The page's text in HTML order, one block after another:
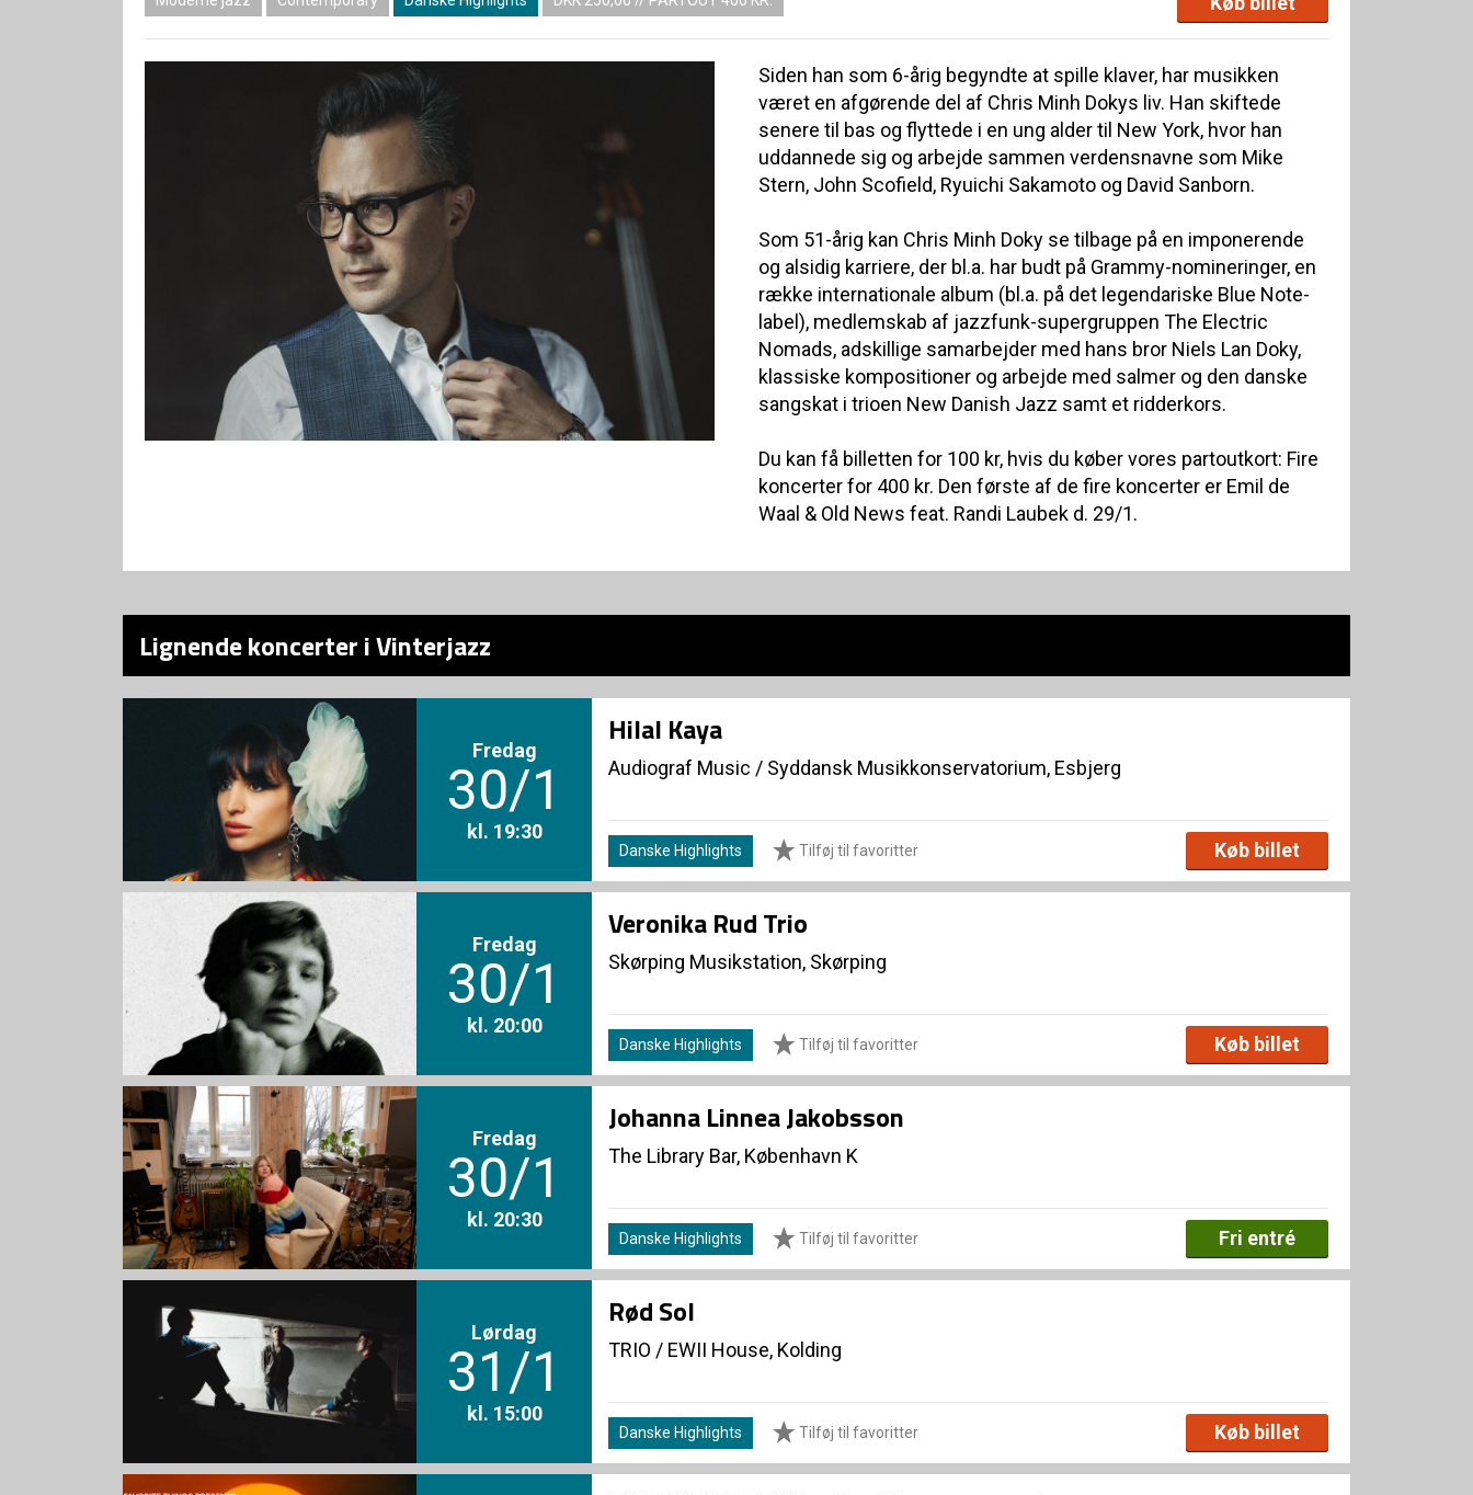
Siden han som 6-årig begyndte at spille klaver, har musikken
været en afgørende del af Chris Minh Dokys liv. Han skiftede
senere til bas og flyttede i en ung alder til New York, hvor han
uddannede sig og arbejde sammen verdensnavne som Mike
Stern, John Scofield, Ryuichi Sakamoto og David Sanborn.
Som 51-årig kan Chris Minh Doky se tilbage på en imponerende
og alsidig karriere, der bl.a. har budt på Grammy-nomineringer, en
række internationale album (bl.a. på det legendariske Blue Note-
label), medlemskab af jazzfunk-supergruppen The Electric
Nomads, adskillige samarbejder med hans bror Niels Lan Doky,
klassiske kompositioner og arbejde med salmer og den danske
sangskat i trioen New Danish Jazz samt et ridderkors.
Du kan få billetten for 100 kr, hvis du køber vores partoutkort: Fire
koncerter for 400 kr. Den første af de fire koncerter er Emil de
Waal & Old News feat. Randi Laubek d. 29/1.
Lignende koncerter i Vinterjazz
Fredag
30/1
kl. 19:30
Hilal Kaya
Audiograf Music / Syddansk Musikkonservatorium, Esbjerg
Danske Highlights Tilføj til favoritter Køb billet
Fredag
30/1
kl. 20:00
Veronika Rud Trio
Skørping Musikstation, Skørping
Danske Highlights Tilføj til favoritter Køb billet
Fredag
30/1
kl. 20:30
Johanna Linnea Jakobsson
The Library Bar, København K
Danske Highlights Tilføj til favoritter Fri entré
Lørdag
31/1
kl. 15:00
Rød Sol
TRIO / EWII House, Kolding
Danske Highlights Tilføj til favoritter Køb billet